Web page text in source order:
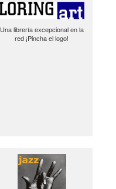
Una librería excepcional en la
red ¡Pincha el logo!